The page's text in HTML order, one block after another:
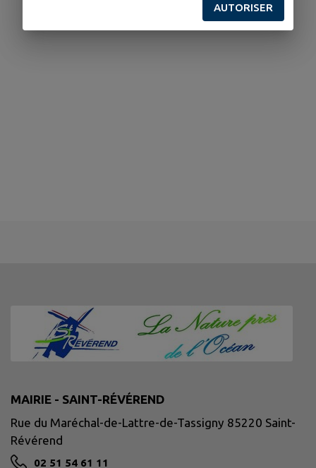
MAIRIE - SAINT-RÉVÉREND
Rue du Maréchal-de-Lattre-de-Tassigny 85220 Saint-
Révérend
02 51 54 61 11
AUTORISER